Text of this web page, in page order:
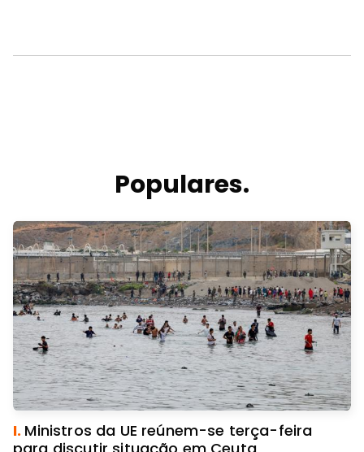
Populares.
I. Ministros da UE reúnem-se terça-feira